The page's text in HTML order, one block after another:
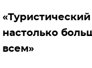
настолько
всем»